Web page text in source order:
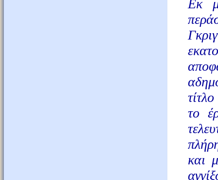
Εκ
το
και